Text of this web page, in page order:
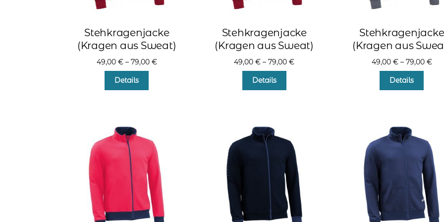
Stehkragenjacke
(Kragen aus Sweat)
49,00 €– 79,00 €
Details
Die
Optionen
können
auf
der
Produktseite
gewählt
werden
Stehkragenjacke
(Kragen aus Sweat)
49,00€ –79,00€
Details
Die
Optionen
können
der
Produktseite
gewählt
werden
Stehkragenjacke
(Kragen aus
49,00 €– 79,00 €
Details
Die
auf
der